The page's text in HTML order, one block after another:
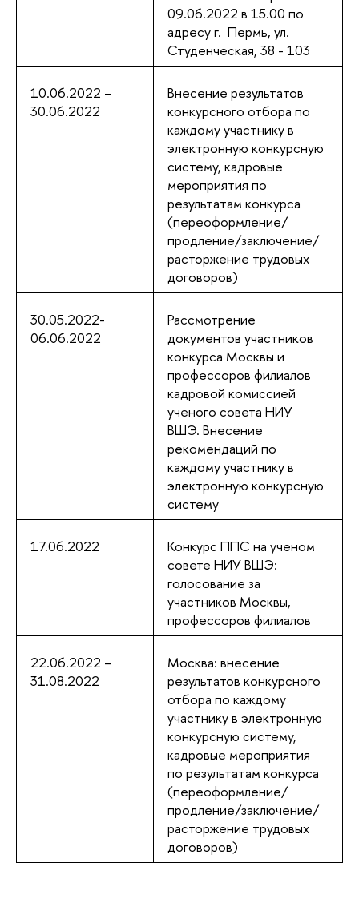
09.06.2022 в 15.00 по
адресу г. Пермь, ул.
Студенческая, 38 - 103
10.06.2022 –
30.06.2022
Внесение результатов
конкурсного отбора по
каждому участнику в
электронную конкурсную
систему, кадровые
мероприятия по
результатам конкурса
(переоформление/
продление/заключение/
расторжение трудовых
договоров)
30.05.2022-
06.06.2022
Рассмотрение
документов участников
конкурса Москвы и
профессоров филиалов
кадровой комиссией
ученого совета НИУ
ВШЭ. Внесение
рекомендаций по
каждому участнику в
электронную конкурсную
систему
17.06.2022
Конкурс ППС на ученом
совете НИУ ВШЭ:
голосование за
участников Москвы,
профессоров филиалов
22.06.2022 –
31.08.2022
Москва: внесение
результатов конкурсного
отбора по каждому
участнику в электронную
конкурсную систему,
кадровые мероприятия
по результатам конкурса
(переоформление/
продление/заключение/
расторжение трудовых
договоров)